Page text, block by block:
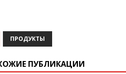
ПРОДУКТЫ
ПУБЛИКАЦИИ